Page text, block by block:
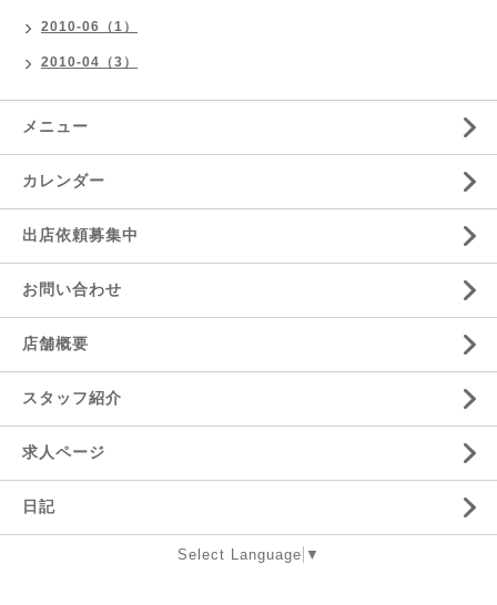
2010-06（1）
2010-04（3）
メニュー
カレンダー
出店依頼募集中
お問い合わせ
店舗概要
スタッフ紹介
求人ページ
日記
Select Language ▼